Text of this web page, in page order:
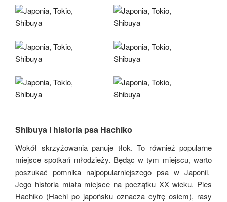
Shibuya i historia psa Hachiko
Wokół skrzyżowania panuje tłok. To również popularne
miejsce spotkań młodzieży. Będąc w tym miejscu, warto
poszukać pomnika najpopularniejszego psa w Japonii.
Jego historia miała miejsce na początku XX wieku. Pies
Hachiko (Hachi po japońsku oznacza cyfrę osiem), rasy